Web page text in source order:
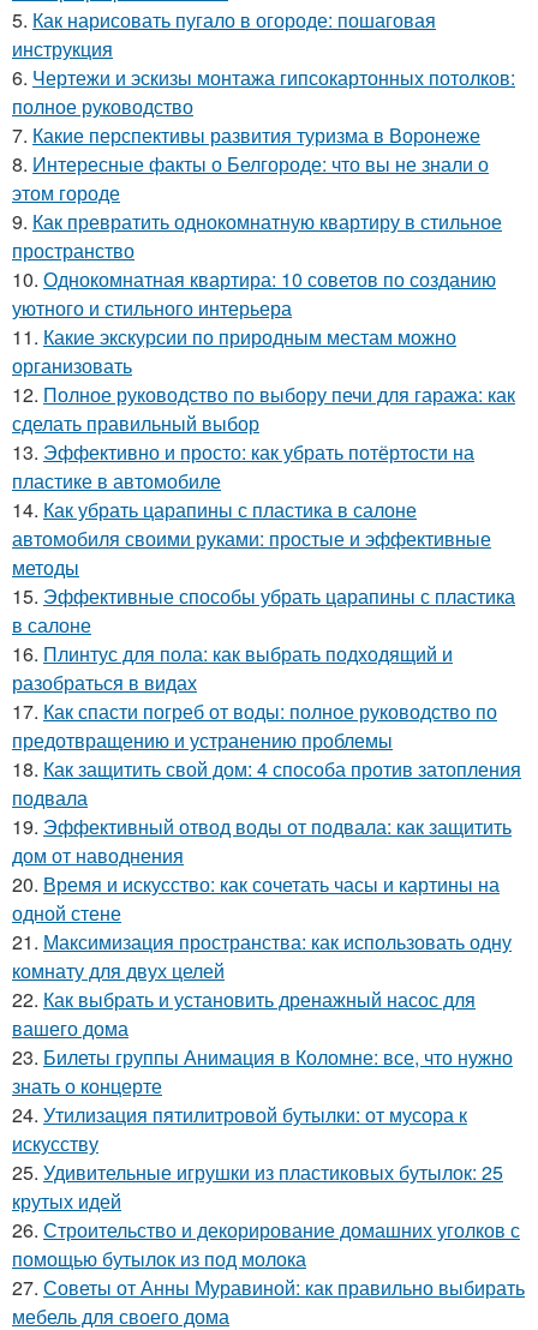
5. Как нарисовать пугало в огороде: пошаговая
инструкция
6. Чертежи и эскизы монтажа гипсокартонных потолков:
полное руководство
7. Какие перспективы развития туризма в Воронеже
8. Интересные факты о Белгороде: что вы не знали о
этом городе
9. Как превратить однокомнатную квартиру в стильное
пространство
10. Однокомнатная квартира: 10 советов по созданию
уютного и стильного интерьера
11. Какие экскурсии по природным местам можно
организовать
12. Полное руководство по выбору печи для гаража: как
сделать правильный выбор
13. Эффективно и просто: как убрать потёртости на
пластике в автомобиле
14. Как убрать царапины с пластика в салоне
автомобиля своими руками: простые и эффективные
методы
15. Эффективные способы убрать царапины с пластика
в салоне
16. Плинтус для пола: как выбрать подходящий и
разобраться в видах
17. Как спасти погреб от воды: полное руководство по
предотвращению и устранению проблемы
18. Как защитить свой дом: 4 способа против затопления
подвала
19. Эффективный отвод воды от подвала: как защитить
дом от наводнения
20. Время и искусство: как сочетать часы и картины на
одной стене
21. Максимизация пространства: как использовать одну
комнату для двух целей
22. Как выбрать и установить дренажный насос для
вашего дома
23. Билеты группы Анимация в Коломне: все, что нужно
знать о концерте
24. Утилизация пятилитровой бутылки: от мусора к
искусству
25. Удивительные игрушки из пластиковых бутылок: 25
крутых идей
26. Строительство и декорирование домашних уголков с
помощью бутылок из под молока
27. Советы от Анны Муравиной: как правильно выбирать
мебель для своего дома